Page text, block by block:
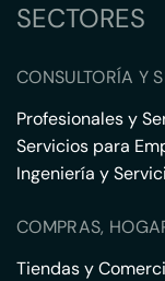
SECTORES
CONSULTORÍA Y
Profesionales y
Servicios para
Ingeniería y
COMPRAS,
Tiendas y